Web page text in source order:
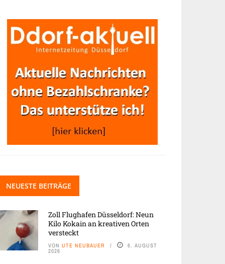
NEUESTE BEITRÄGE
Zoll Flughafen Düsseldorf: Neun
Kilo Kokain an kreativen Orten
versteckt
VON UTE NEUBAUER 6. AUGUST
2026